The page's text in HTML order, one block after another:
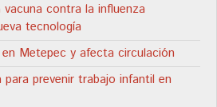
vacuna contra la influenza
tecnología
Metepec y afecta circulación
prevenir trabajo infantil en